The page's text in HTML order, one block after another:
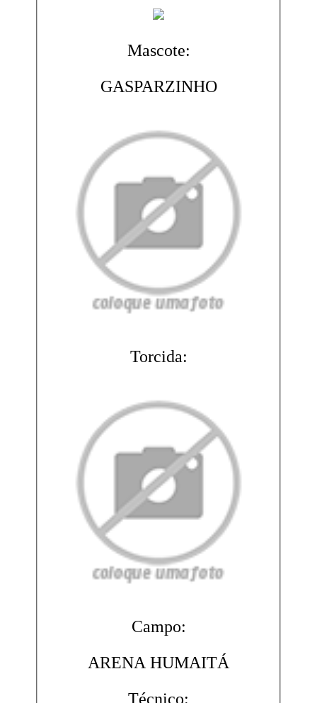
Mascote:
GASPARZINHO
Torcida:
Campo:
ARENA HUMAITÁ
Técnico: